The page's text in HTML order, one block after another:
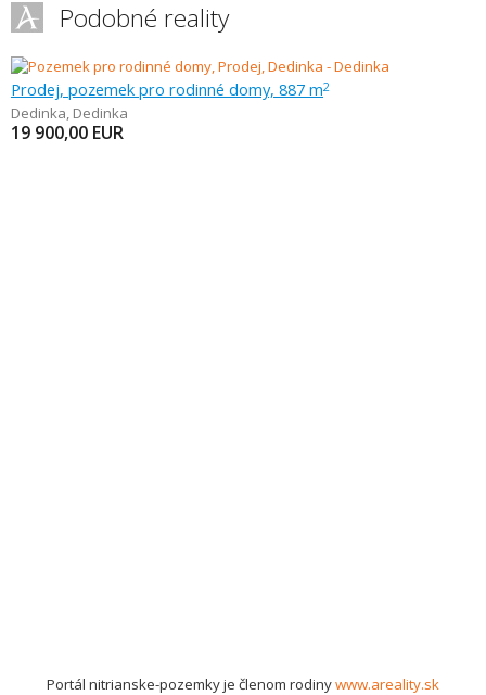
Podobné reality
Prodej, pozemek pro rodinné domy, 887 m2
Dedinka, Dedinka
19 900,00 EUR
Portál nitrianske-pozemky je členom rodinywww.areality.sk